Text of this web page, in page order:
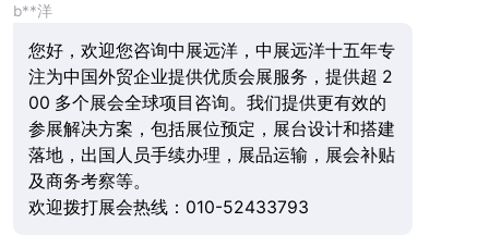
b**洋
您好，欢迎您咨询中展远洋，中展远洋十五年专
注为中国外贸企业提供优质会展服务，提供超 2
00 多个展会全球项目咨询。我们提供更有效的
参展解决方案，包括展位预定，展台设计和搭建
落地，出国人员手续办理，展品运输，展会补贴
及商务考察等。
欢迎拨打展会热线：010-52433793